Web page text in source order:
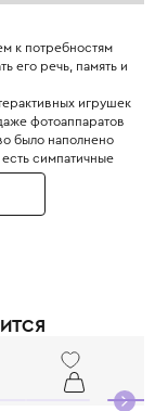
к потребностям
его речь, память и
игрушек
фотоаппаратов
было наполнено
симпатичные
порядок